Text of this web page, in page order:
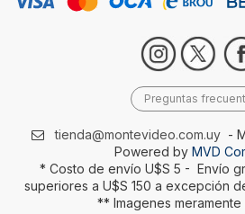
Preguntas
tienda@montevideo.com.uy -
Powered by MVD
* Costo de envío U$S 5 - Envío
superiores a U$S 150 a excepción
** Imagenes meramente